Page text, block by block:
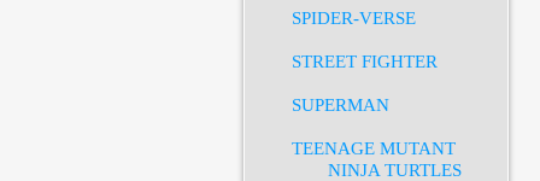
SPIDER-VERSE
STREET FIGHTER
SUPERMAN
TEENAGE MUTANT
NINJA TURTLES